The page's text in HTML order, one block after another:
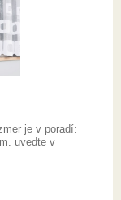
je v poradí:
uvedte v